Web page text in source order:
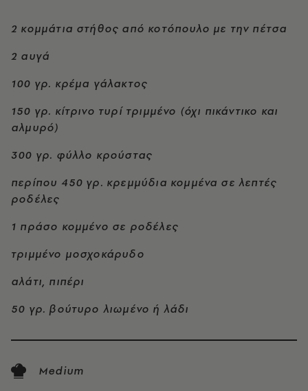
2 κομμάτια στήθος από κοτόπουλο με την πέτσα
2 αυγά
100 γρ. κρέμα γάλακτος
150 γρ. κίτρινο τυρί τριμμένο (όχι πικάντικο και
αλμυρό)
300 γρ. φύλλο κρούστας
περίπου 450 γρ. κρεμμύδια κομμένα σε λεπτές
ροδέλες
1 πράσο κομμένο σε ροδέλες
τριμμένο μοσχοκάρυδο
αλάτι, πιπέρι
50 γρ. βούτυρο λιωμένο ή λάδι
Medium